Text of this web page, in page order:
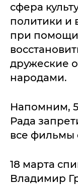
сфера
политики и
при
дружеские
народами.
Напомним,
Рада
все фильмы
18 марта
Владимир